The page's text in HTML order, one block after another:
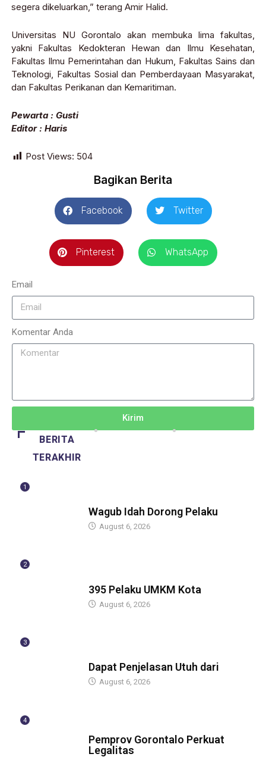
segera dikeluarkan,” terang Amir Halid.
Universitas NU Gorontalo akan membuka lima fakultas,
yakni Fakultas Kedokteran Hewan dan Ilmu Kesehatan,
Fakultas Ilmu Pemerintahan dan Hukum, Fakultas Sains dan
Teknologi, Fakultas Sosial dan Pemberdayaan Masyarakat,
dan Fakultas Perikanan dan Kemaritiman.
Pewarta : Gusti
Editor : Haris
Post Views: 504
Bagikan Berita
Facebook Twitter
Pinterest WhatsApp
Email
Komentar Anda
Kirim
BERITA
TERAKHIR
1
Wagub Idah Dorong Pelaku
August 6, 2026
2
395 Pelaku UMKM Kota
August 6, 2026
3
Dapat Penjelasan Utuh dari
August 6, 2026
4
Pemprov Gorontalo Perkuat
Legalitas